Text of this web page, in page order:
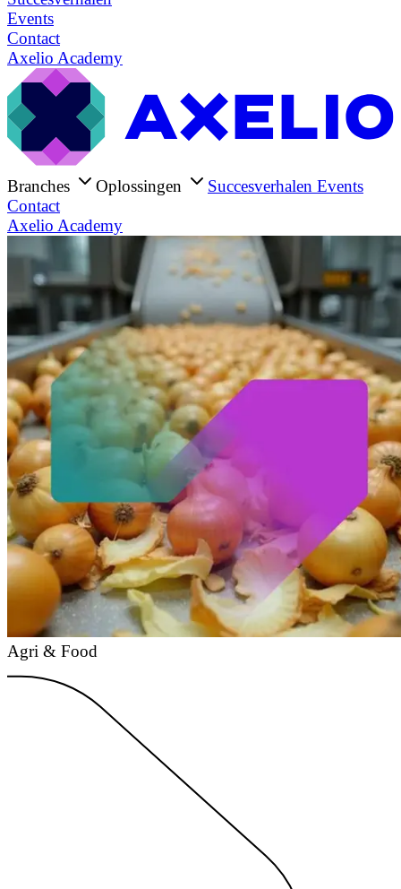
Events
Contact
Axelio Academy
Branches Oplossingen Succesverhalen Events
Contact
Axelio Academy
Agri & Food